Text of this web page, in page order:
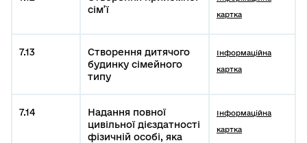
сім’ї
картка
7.13
Створення дитячого
будинку сімейного
типу
Інформаційна
картка
7.14
Надання повної
цивільної дієздатності
фізичній особі, яка
Інформаційна
картка